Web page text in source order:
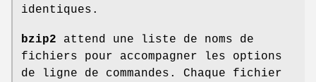
identiques.
bzip2 attend une liste de noms de
fichiers pour accompagner les options
de ligne de commandes. Chaque fichier